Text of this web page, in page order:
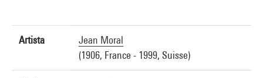
Artista
Jean Moral
(1906, France - 1999, Suisse)